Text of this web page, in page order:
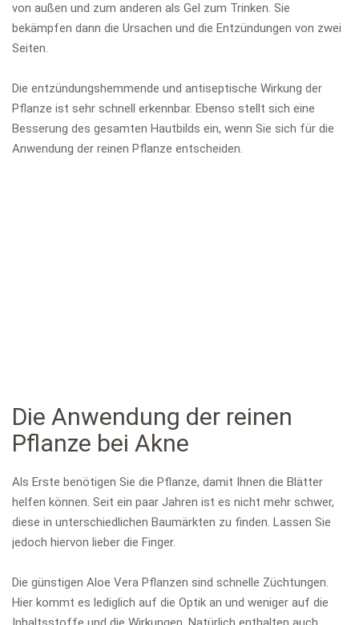
von außen und zum anderen als Gel zum Trinken. Sie
bekämpfen dann die Ursachen und die Entzündungen von zwei
Seiten.
Die entzündungshemmende und antiseptische Wirkung der
Pflanze ist sehr schnell erkennbar. Ebenso stellt sich eine
Besserung des gesamten Hautbilds ein, wenn Sie sich für die
Anwendung der reinen Pflanze entscheiden.
Die Anwendung der reinen
Pflanze bei Akne
Als Erste benötigen Sie die Pflanze, damit Ihnen die Blätter
helfen können. Seit ein paar Jahren ist es nicht mehr schwer,
diese in unterschiedlichen Baumärkten zu finden. Lassen Sie
jedoch hiervon lieber die Finger.
Die günstigen Aloe Vera Pflanzen sind schnelle Züchtungen.
Hier kommt es lediglich auf die Optik an und weniger auf die